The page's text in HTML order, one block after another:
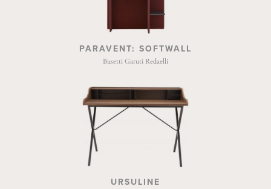
PARAVENT: SOFTWALL
Busetti Garuti Redaelli
URSULINE